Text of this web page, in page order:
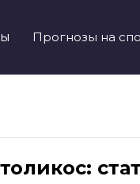
Прогнозы на